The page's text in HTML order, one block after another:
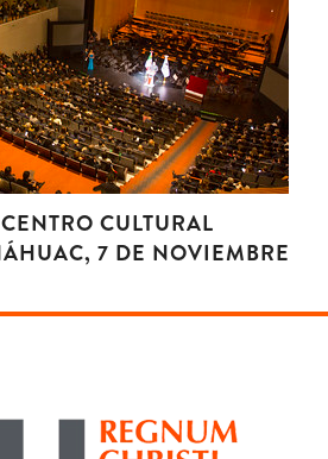
CULTURAL
7 DE NOVIEMBRE